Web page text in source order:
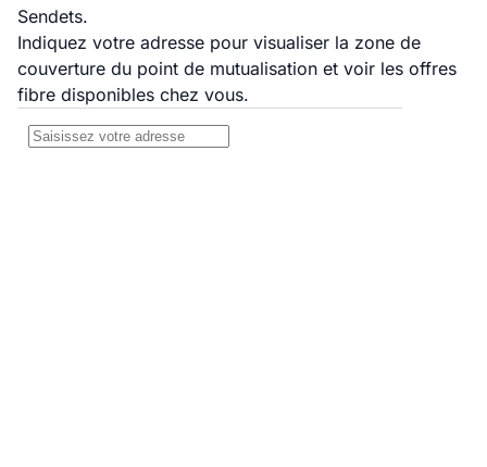
Sendets.
Indiquez votre adresse pour visualiser la zone de
couverture du point de mutualisation et voir les offres
fibre disponibles chez vous.